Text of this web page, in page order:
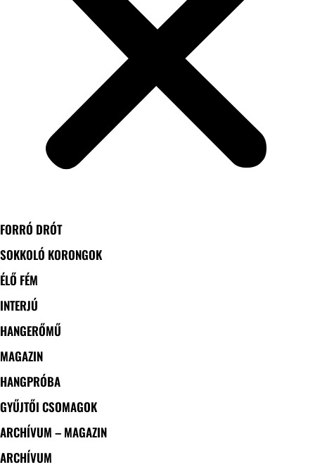
FORRÓ DRÓT
SOKKOLÓ KORONGOK
ÉLŐ FÉM
INTERJÚ
HANGERŐMŰ
MAGAZIN
HANGPRÓBA
GYŰJTŐI CSOMAGOK
ARCHÍVUM – MAGAZIN
ARCHÍVUM